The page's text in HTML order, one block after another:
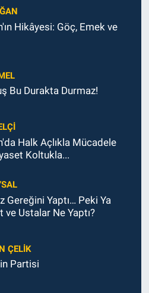
Hikâyesi: Göç, Emek ve
Bu Durakta Durmaz!
Halk Açlıkla Mücadele
Koltukla...
Yaptı… Peki Ya
ve Ustalar Ne Yaptı?
ÇELİK
Partisi